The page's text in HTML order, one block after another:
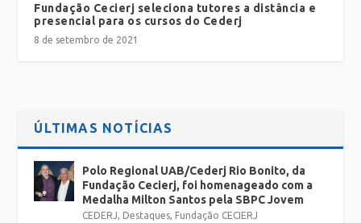
Fundação Cecierj seleciona tutores a distância e
presencial para os cursos do Cederj
8 de setembro de 2021
ÚLTIMAS NOTÍCIAS
Polo Regional UAB/Cederj Rio Bonito, da
Fundação Cecierj, foi homenageado com a
Medalha Milton Santos pela SBPC Jovem
CEDERJ Destaques Fundação CECIERJ